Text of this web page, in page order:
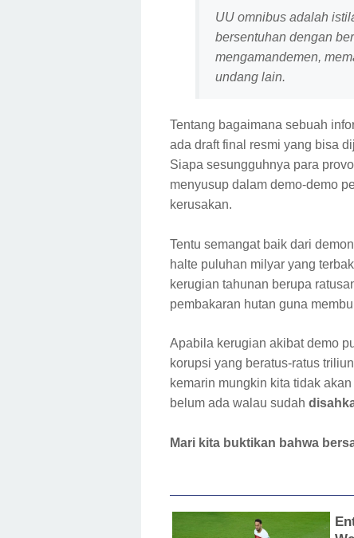
UU omnibus adalah
bersentuhan dengan
mengamandemen,
undang lain.
Tentang bagaimana sebuah
ada draft final resmi yang bisa
Siapa sesungguhnya para
menyusup dalam demo-demo
kerusakan.
Tentu semangat baik dari
halte puluhan milyar yang
kerugian tahunan berupa
pembakaran hutan guna
Apabila kerugian akibat demo
korupsi yang beratus-ratus
kemarin mungkin kita tidak
belum ada walau sudah
Mari kita buktikan bahwa